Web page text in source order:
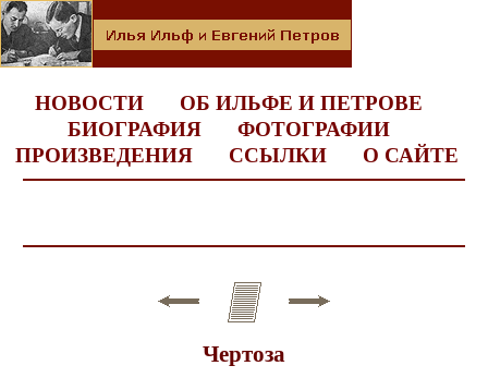
НОВОСТИ
ОБ ИЛЬФЕ И ПЕТРОВЕ
БИОГРАФИЯ
ФОТОГРАФИИ
ПРОИЗВЕДЕНИЯ
ССЫЛКИ О САЙТЕ
Чертоза